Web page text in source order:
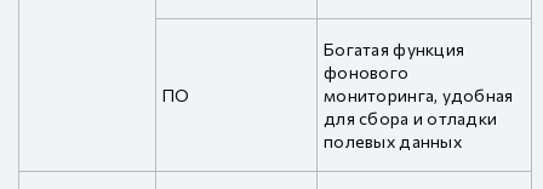
ПО
Богатая функция
фонового
мониторинга, удобная
для сбора и отладки
полевых данных